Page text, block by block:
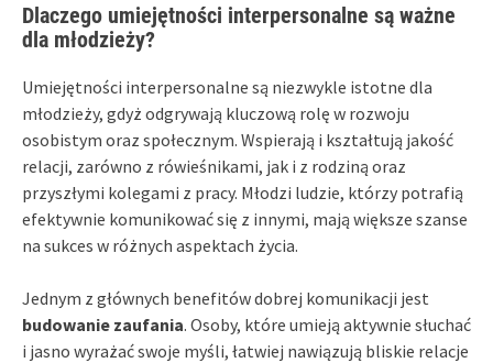
Dlaczego umiejętności interpersonalne są ważne
dla młodzieży?
Umiejętności interpersonalne są niezwykle istotne dla
młodzieży, gdyż odgrywają kluczową rolę w rozwoju
osobistym oraz społecznym. Wspierają i kształtują jakość
relacji, zarówno z rówieśnikami, jak i z rodziną oraz
przyszłymi kolegami z pracy. Młodzi ludzie, którzy potrafią
efektywnie komunikować się z innymi, mają większe szanse
na sukces w różnych aspektach życia.
Jednym z głównych benefitów dobrej komunikacji jest
budowanie zaufania. Osoby, które umieją aktywnie słuchać
i jasno wyrażać swoje myśli, łatwiej nawiązują bliskie relacje